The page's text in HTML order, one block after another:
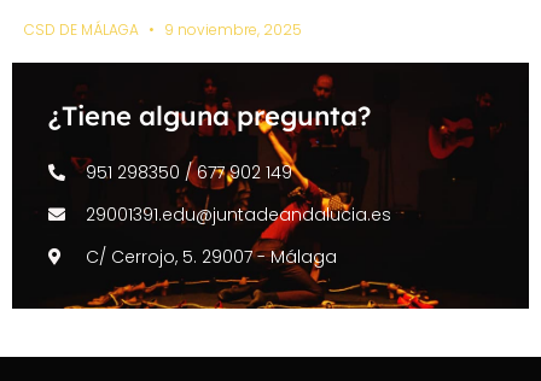
CSD DE MÁLAGA 9 noviembre, 2025
¿Tiene alguna pregunta?
951 298350 / 677 902 149
29001391.edu@juntadeandalucia.es
C/ Cerrojo, 5. 29007 - Málaga